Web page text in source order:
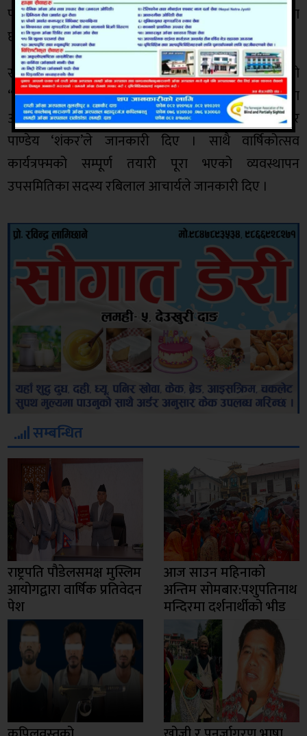
पोख्रेल १५) यादव चद्रिका प्रज्ञा सम्मान–हरेकृष्ण ज्ञवाली रहेका
छन् ।
संस्थाले हरेक वर्ष वार्षिकोत्सवको अवसरमा प्रदान गर्दै आएको
“अग्रज/समाजसेवी सम्मान”बाट रेशमबहादुर खड्का र उषा
आचार्य सम्मानित हुनुहुने भएको पूर्व सल्लाहकार मोहनकुमार
पाण्डेय ‘शंकर’ले जानकारी दिए । साथै वार्षिकोत्सव
कार्यत्रफ्मको सम्पूर्ण तयारी पूरा भएको व्यवस्थापन
उपसमितिका सदस्य रबिलाल आचार्यले जानकारी दिए ।
सम्बन्धित
राष्ट्रपति पौडेलसमक्ष मुस्लिम
आयोगद्वारा वार्षिक प्रतिवेदन
पेश
आज साउन महिनाको
अन्तिम सोमबार:पशुपतिनाथ
मन्दिरमा दर्शनार्थीको भीड